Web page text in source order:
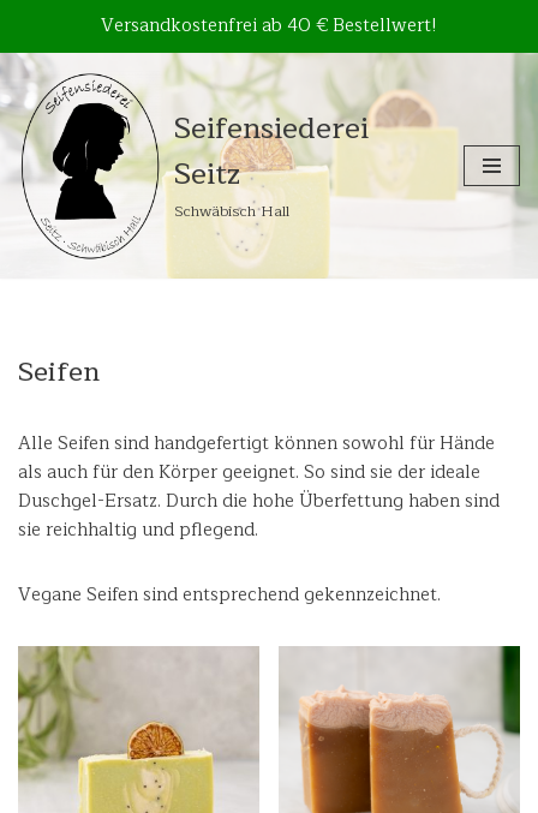
Versandkostenfrei ab 40 € Bestellwert!
Zum
Inhalt
springen
Seifensiederei
Seitz
Schwäbisch Hall
Seifen
Alle Seifen sind handgefertigt können sowohl für Hände
als auch für den Körper geeignet. So sind sie der ideale
Duschgel-Ersatz. Durch die hohe Überfettung haben sind
sie reichhaltig und pflegend.
Vegane Seifen sind entsprechend gekennzeichnet.